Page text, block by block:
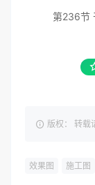
第236节
版权： 转载
效果图 施工图